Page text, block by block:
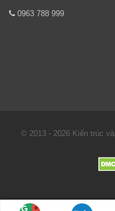
0963 788 999
© 2013 - 2026 Kiến trúc
Địa chỉ : Số